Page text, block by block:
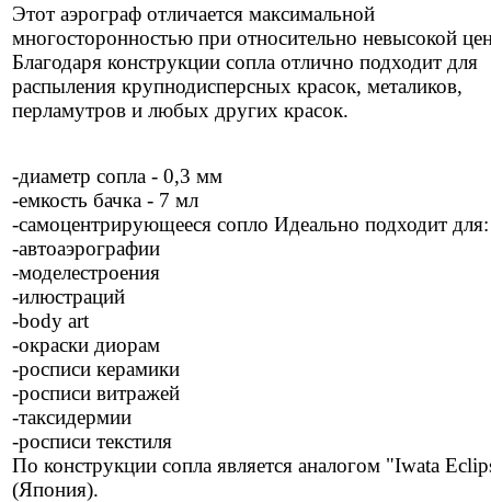
Этот аэрограф отличается максимальной
многосторонностью при относительно невысокой
Благодаря конструкции сопла отлично подходит для
распыления крупнодисперсных красок, металиков,
перламутров и любых других красок.
-диаметр сопла - 0,3 мм
-емкость бачка - 7 мл
-самоцентрирующееся сопло Идеально подходит для:
-автоаэрографии
-моделестроения
-илюстраций
-body art
-окраски диорам
-росписи керамики
-росписи витражей
-таксидермии
-росписи текстиля
По конструкции сопла является аналогом "Iwata
(Япония).